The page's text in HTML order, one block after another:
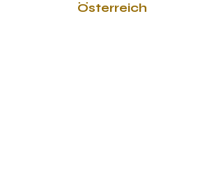
Österreich